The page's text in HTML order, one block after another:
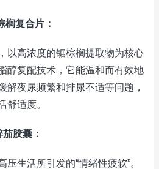
复合片：
以高浓度的锯棕榈提取物为核心
醇复配技术，它能温和而有效地
解夜尿频繁和排尿不适等问题，
舒适度。
胶囊：
生活所引发的“情绪性疲软”。